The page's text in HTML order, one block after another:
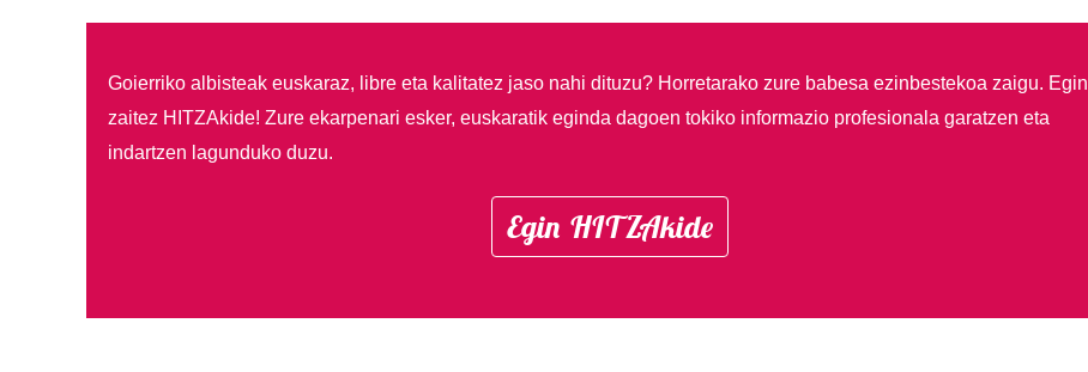
Goierriko albisteak euskaraz, libre eta kalitatez jaso nahi dituzu? Horretarako zure babesa ezinbestekoa zaigu. Egin
zaitez HITZAkide! Zure ekarpenari esker, euskaratik eginda dagoen tokiko informazio profesionala garatzen eta
indartzen lagunduko duzu.
Egin HITZAkide